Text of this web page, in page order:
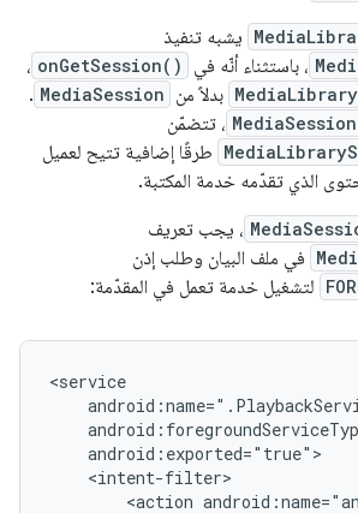
يشبه تنفيذ
، باستثناء أنّه في onGetSession() ،
بدلاً من MediaSession
.
، تتضمّن
طرقًا إضافية تتيح لعميل
الذي تقدّمه خدمة المكتبة.
، يجب تعريف
في ملف البيان وطلب إذن
لتشغيل خدمة تعمل في المقدّمة:
<action